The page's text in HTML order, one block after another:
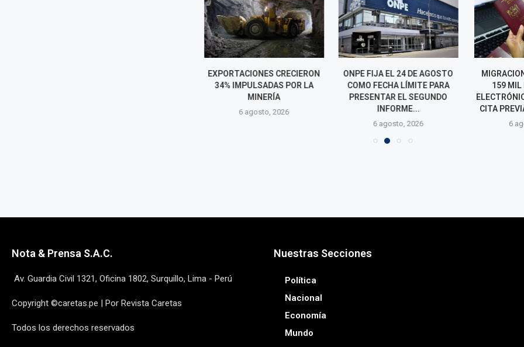
EXPORTACIONES CRECIERON
34% IMPULSADAS POR LA
MINERÍA
6 agosto, 2026
ONPE FIJA EL 24 DE AGOSTO
COMO FECHA LÍMITE PARA
PRESENTAR EL SEGUNDO
INFORME...
6 agosto, 2026
159 MIL
CITA PREVIA
6
Nota & Prensa S.A.C.
Av. Guardia Civil 1321, Oficina 1802, Surquillo, Lima - Perú
Copyright ©caretas.pe | Por Revista Caretas
Todos los derechos reservados
Nuestras Secciones
Política
Nacional
Economía
Mundo